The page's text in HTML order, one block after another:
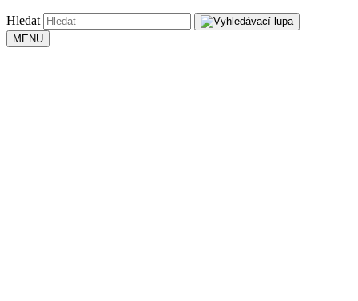
Hledat
MENU